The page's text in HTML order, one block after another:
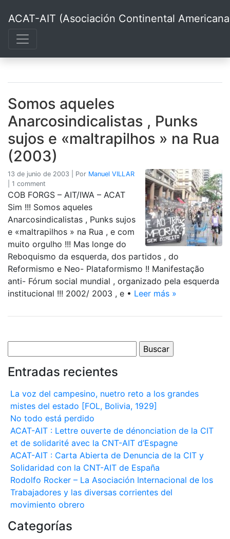
ACAT-AIT (Asociación Continental
Somos aqueles
Anarcosindicalistas , Punks
sujos e «maltrapilhos » na Rua
(2003)
13 de junio de 2003 Por Manuel VILLAR
1 comment
COB FORGS – AIT/IWA – ACAT
Sim !!! Somos aqueles
Anarcosindicalistas , Punks sujos
e «maltrapilhos » na Rua , e com
muito orgulho !!! Mas longe do
Reboquismo da esquerda, dos partidos , do
Reformismo e Neo- Plataformismo !! Manifestação
anti- Fórum social mundial , organizado pela esquerda
institucional !!! 2002/ 2003 , e • Leer más »
Entradas recientes
La voz del campesino, nuetro reto a los grandes
mistes del estado [FOL, Bolivia, 1929]
No todo está perdido
ACAT-AIT : Lettre ouverte de dénonciation de la CIT
et de solidarité avec la CNT-AIT d’Espagne
ACAT-AIT : Carta Abierta de Denuncia de la CIT y
Solidaridad con la CNT-AIT de España
Rodolfo Rocker – La Asociación Internacional de los
Trabajadores y las diversas corrientes del
movimiento obrero
Categorías